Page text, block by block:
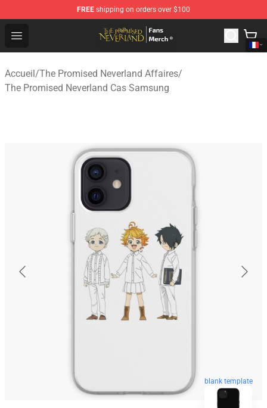
FREE shipping on orders over $100
Open menu
The Promised Neverland Store - Official The Promised
Accueil/The Promised Neverland Affaires/
The Promised Neverland Cas Samsung
blank template